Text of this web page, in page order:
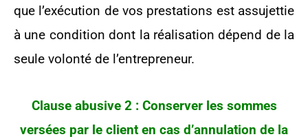
que l’exécution de vos prestations est assujettie
à une condition dont la réalisation dépend de la
seule volonté de l’entrepreneur.
Clause abusive 2 : Conserver les sommes
versées par le client en cas d’annulation de la